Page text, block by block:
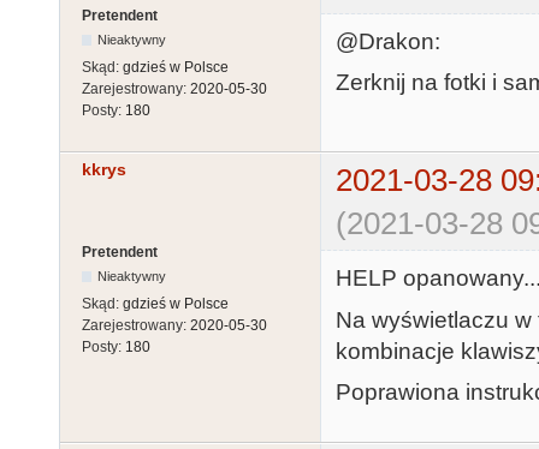
Pretendent
Nieaktywny
Skąd: gdzieś w Polsce
Zarejestrowany: 2020-05-30
Posty: 180
@Drakon:
Zerknij na fotki i
kkrys
2021-03-28
(2021-03-28
Pretendent
Nieaktywny
Skąd: gdzieś w Polsce
Zarejestrowany: 2020-05-30
Posty: 180
HELP
Na wyświetlaczu
kombinacje
Poprawiona